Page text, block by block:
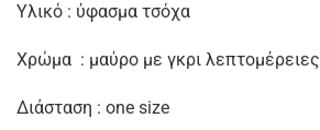
Υλικό : ύφασμα τσόχα
Χρώμα : μαύρο με γκρι λεπτομέρειες
Διάσταση : one size